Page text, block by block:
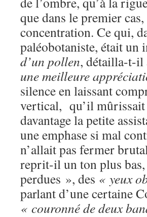
que dans le premier
concentration. Ce qui,
paléobotaniste, était un
d’un pollen, détailla-t-il
une meilleure
silence en laissant
vertical, qu’il mûrissait
davantage la petite
une emphase si mal
n’allait pas fermer
reprit-il un ton plus
perdues », des « yeux
parlant d’une certaine
« couronné de deux